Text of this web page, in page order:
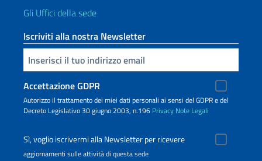
Gli Uffici della sede
Iscriviti alla nostra Newsletter
Inserisci la tua email
Accettazione GDPR
Autorizzo il trattamento dei miei dati personali ai sensi del GDPR e del
Decreto Legislativo 30 giugno 2003, n.196 Privacy Note Legali
Sì, voglio iscrivermi alla Newsletter per ricevere
aggiornamenti sulle attività di questa sede